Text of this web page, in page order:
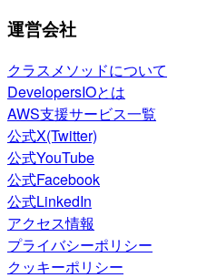
運営会社
クラスメソッドについて
DevelopersIOとは
AWS支援サービス一覧
公式X(Twitter)
公式YouTube
公式Facebook
公式LinkedIn
アクセス情報
プライバシーポリシー
クッキーポリシー